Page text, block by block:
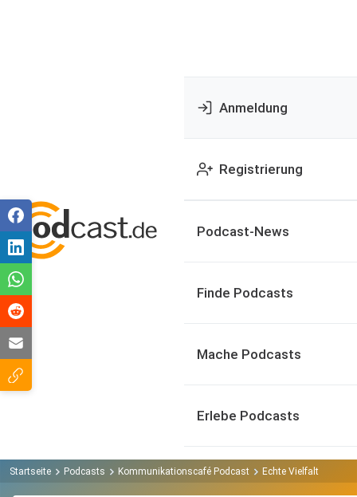
Anmeldung
Registrierung
Podcast-News
Finde Podcasts
Mache Podcasts
Erlebe Podcasts
Startseite Podcasts Kommunikationscafé Podcast Echte Vielfalt statt